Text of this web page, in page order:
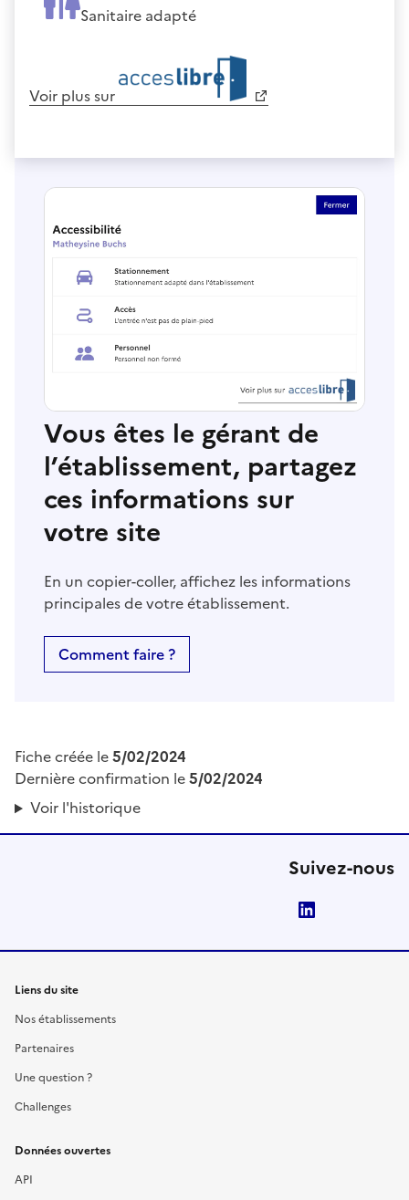
Sanitaire adapté
Voir plus sur
Vous êtes le gérant de
l’établissement, partagez
ces informations sur
votre site
En un copier-coller, affichez les informations
principales de votre établissement.
Comment faire ?
Fiche créée le5/02/2024
Dernière confirmation le5/02/2024
Voir l'historique
Suivez-nous
Liens du site
Nos établissements
Partenaires
Une question ?
Challenges
Données ouvertes
API